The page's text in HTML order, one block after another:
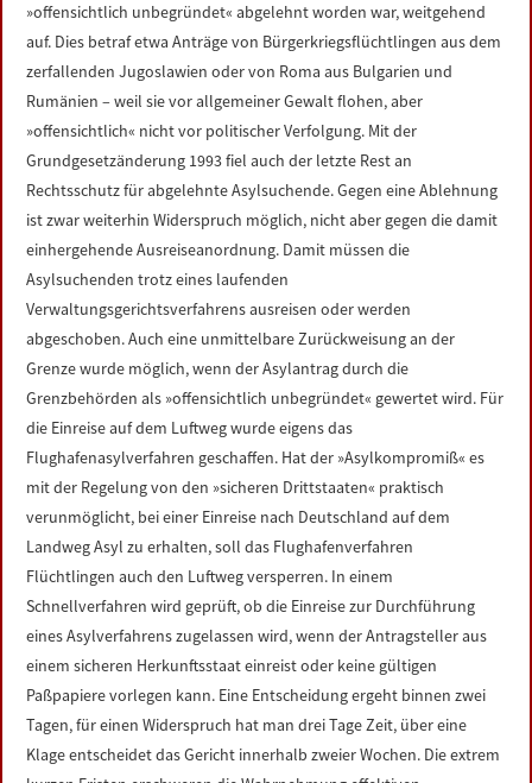
»offensichtlich unbegründet« abgelehnt worden war, weitgehend
auf. Dies betraf etwa Anträge von Bürgerkriegsflüchtlingen aus dem
zerfallenden Jugoslawien oder von Roma aus Bulgarien und
Rumänien – weil sie vor allgemeiner Gewalt flohen, aber
»offensichtlich« nicht vor politischer Verfolgung. Mit der
Grundgesetzänderung 1993 fiel auch der letzte Rest an
Rechtsschutz für abgelehnte Asylsuchende. Gegen eine Ablehnung
ist zwar weiterhin Widerspruch möglich, nicht aber gegen die damit
einhergehende Ausreiseanordnung. Damit müssen die
Asylsuchenden trotz eines laufenden
Verwaltungsgerichtsverfahrens ausreisen oder werden
abgeschoben. Auch eine unmittelbare Zurückweisung an der
Grenze wurde möglich, wenn der Asylantrag durch die
Grenzbehörden als »offensichtlich unbegründet« gewertet wird. Für
die Einreise auf dem Luftweg wurde eigens das
Flughafenasylverfahren geschaffen. Hat der »Asylkompromiß« es
mit der Regelung von den »sicheren Drittstaaten« praktisch
verunmöglicht, bei einer Einreise nach Deutschland auf dem
Landweg Asyl zu erhalten, soll das Flughafenverfahren
Flüchtlingen auch den Luftweg versperren. In einem
Schnellverfahren wird geprüft, ob die Einreise zur Durchführung
eines Asylverfahrens zugelassen wird, wenn der Antragsteller aus
einem sicheren Herkunftsstaat einreist oder keine gültigen
Paßpapiere vorlegen kann. Eine Entscheidung ergeht binnen zwei
Tagen, für einen Widerspruch hat man drei Tage Zeit, über eine
Klage entscheidet das Gericht innerhalb zweier Wochen. Die extrem